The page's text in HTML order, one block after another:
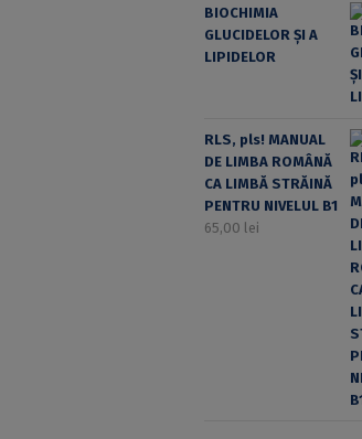
BIOCHIMIA
GLUCIDELOR ȘI A
LIPIDELOR
RLS, pls! MANUAL
DE LIMBA ROMÂNĂ
CA LIMBĂ STRĂINĂ
PENTRU NIVELUL B1
65,00 lei